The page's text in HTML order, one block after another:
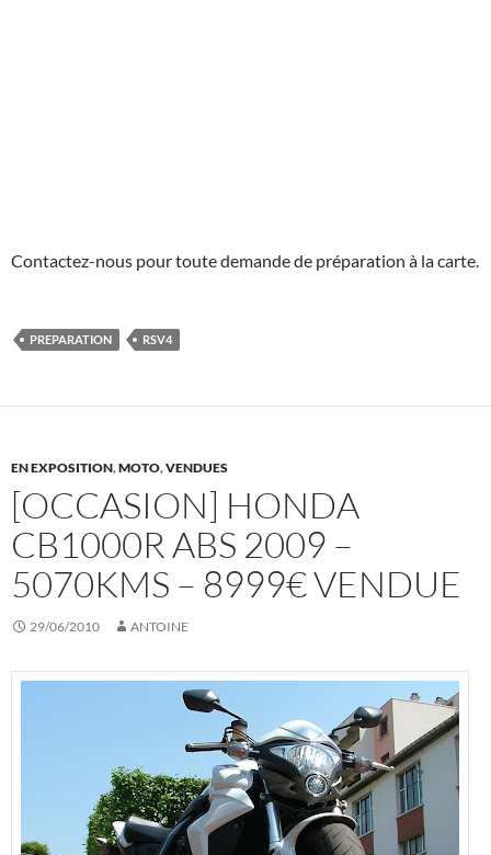
Contactez-nous pour toute demande de préparation à la carte.
PREPARATION RSV4
EN EXPOSITION,MOTO,VENDUES
[OCCASION] HONDA
CB1000R ABS 2009 –
5070KMS – 8999€ VENDUE
29/06/2010 ANTOINE